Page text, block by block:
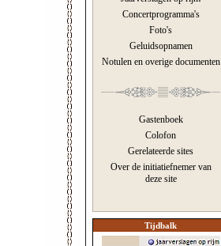
Concertprogramma's
Foto's
Geluidsopnamen
Notulen en overige documenten
Gastenboek
Colofon
Gerelateerde sites
Over de initiatiefnemer van
deze site
Tijdbalk